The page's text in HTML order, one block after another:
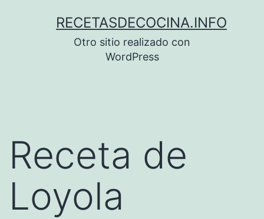
RECETASDECOCINA.INFO
Otro sitio realizado con
WordPress
Receta de
Loyola